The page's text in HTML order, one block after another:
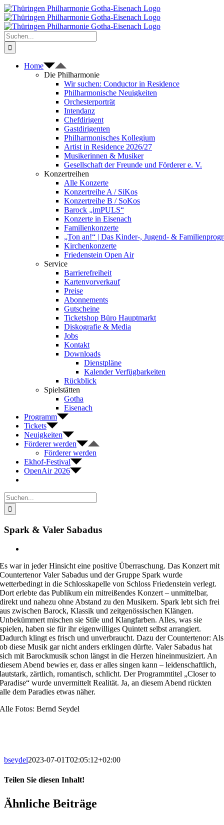
Zum
Inhalt
springen
Suche
nach:
Home
Die Philharmonie
Wir suchen: Conductor in Residence
Philharmonische Neuigkeiten
Orchesterporträt
Intendanz
Chefdirigent
Gastdirigenten
Philharmonisches Kollegium
Artist in Residence 2026/27
Musikerinnen & Musiker
Gesellschaft der Freunde und Förderer e. V.
Konzertreihen
Alle Konzerte
Konzertreihe A / SiKos
Konzertreihe B / SoKos
Barock „imPULS“
Konzerte in Eisenach
Familienkonzerte
„Ton an!“ | Das Kinder-, Jugend- &
Kirchenkonzerte
Friedenstein Open Air
Service
Barrierefreiheit
Kartenvorverkauf
Preise
Abonnements
Gutscheine
Ticketshop Büro Hauptmarkt
Diskografie & Media
Jobs
Kontakt
Downloads
Dienstpläne
Kalender Verfügbarkeiten
Rückblick
Spielstätten
Gotha
Eisenach
Programm
Tickets
Neuigkeiten
Förderer werden
Förderer werden
Ekhof-Festival
OpenAir 2026
Suche
nach:
Spark & Valer Sabadus
Bild
Es war in jeder Hinsicht eine positive Überraschung. Das Konzert mit
Countertenor Valer Sabadus und der Gruppe Spark wurde
wetterbedingt in die Schlosskapelle von Schloss Friedenstein verlegt.
Dort erlebte das Publikum ein mitreißendes Konzert – unmittelbar,
direkt und nahezu ohne Abstand zu den Musikern. Spark lebt sich frei
aus zwischen Barock, Klassik und zeitgenössischen Klängen.
Unbekümmert mischen sie Stile und Klangfarben. Alles, was sie
spielen, haben sie für ihr eigenwilliges Quintett selbst arrangiert.
Dadurch klingt es frisch und unverbraucht. Dazu der Countertenor: Als
ob diese Musik gar nicht anders erklingen dürfte. Valer Sabadus hat
sich mit Barockmusik schon längst in die Herzen hineinmusiziert. An
diesem Abend bewies er, dass er alles singen kann – leidenschaftlich,
lautstark, zärtlich, romantisch, schlicht. Der Programmtitel „Closer to
Paradise“ wurde unvermittelt Realität. Ja, an diesem Abend rückten
alle dem Paradies etwas näher.
Alle Fotos: Bernd Seydel
bseydel2023-07-01T02:05:12+02:00
Teilen Sie diesen Inhalt!
Facebook
X
LinkedIn
E-
Mail
Ähnliche Beiträge